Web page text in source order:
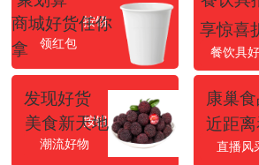
直播风
商城好货任你
拿
享惊喜
餐饮具
领红包
按钮
近距
货
康巢
潮流好物
美食新天地
发现好货
按钮